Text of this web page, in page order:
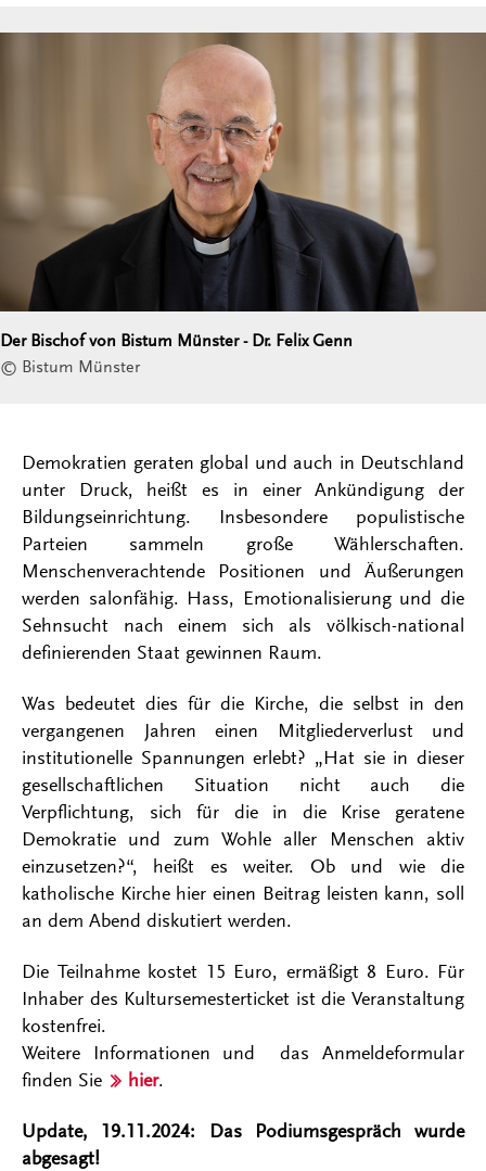
Der Bischof von Bistum Münster - Dr. Felix Genn
© Bistum Münster
Demokratien geraten global und auch in Deutschland
unter Druck, heißt es in einer Ankündigung der
Bildungseinrichtung. Insbesondere populistische
Parteien sammeln große Wählerschaften.
Menschenverachtende Positionen und Äußerungen
werden salonfähig. Hass, Emotionalisierung und die
Sehnsucht nach einem sich als völkisch-national
definierenden Staat gewinnen Raum.
Was bedeutet dies für die Kirche, die selbst in den
vergangenen Jahren einen Mitgliederverlust und
institutionelle Spannungen erlebt? „Hat sie in dieser
gesellschaftlichen Situation nicht auch die
Verpflichtung, sich für die in die Krise geratene
Demokratie und zum Wohle aller Menschen aktiv
einzusetzen?“, heißt es weiter. Ob und wie die
katholische Kirche hier einen Beitrag leisten kann, soll
an dem Abend diskutiert werden.
Die Teilnahme kostet 15 Euro, ermäßigt 8 Euro. Für
Inhaber des Kultursemesterticket ist die Veranstaltung
kostenfrei.
Weitere Informationen und das Anmeldeformular
finden Sie
hier.
Update, 19.11.2024: Das Podiumsgespräch wurde
abgesagt!